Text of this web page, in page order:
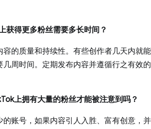
获得更多粉丝需要多长时间？
容的质量和持续性。有些创作者几天内就
几周时间。定期发布内容并遵循行之有效
上拥有大量的粉丝才能被注意到吗？
的账号，如果内容引人入胜、富有创意，